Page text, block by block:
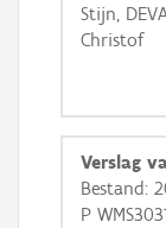
Basis
Stijn,
Christof
Verslag
Bestand:
P